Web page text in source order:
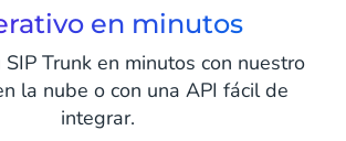
en minutos
Trunk en minutos con nuestro
la nube o con una API fácil de
integrar.